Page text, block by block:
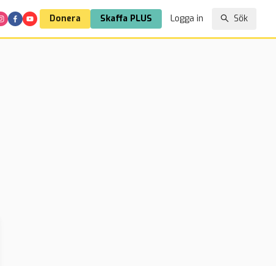
Donera Skaffa PLUS Logga in Sök